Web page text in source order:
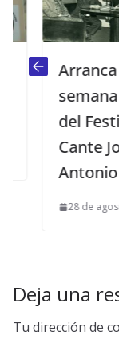
Arranca la
semana
del
Cante
Antonio
28 de agosto
Deja una
Tu dirección de